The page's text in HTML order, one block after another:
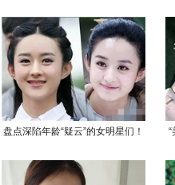
盘点深陷年龄“疑云”的女明星们！